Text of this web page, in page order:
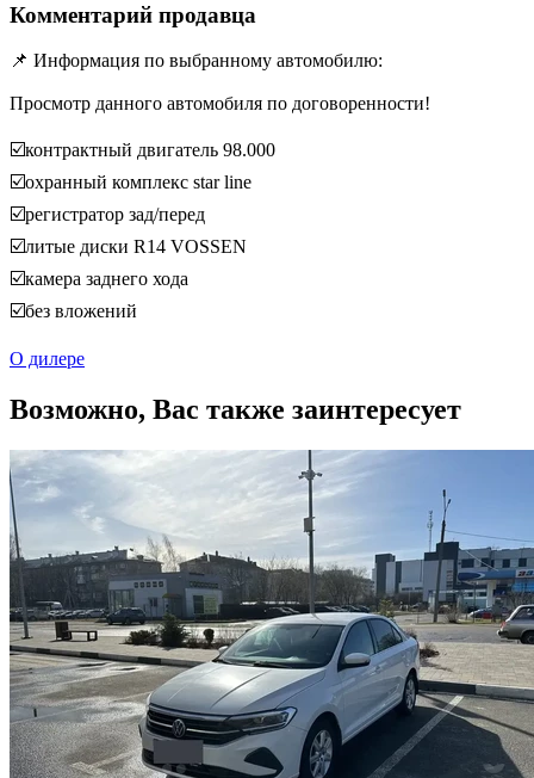
Комментарий продавца
📌 Информация по выбранному автомобилю:
Просмотр данного автомобиля по договоренности!
☑️контрактный двигатель 98.000
☑️охранный комплекс star line
☑️регистратор зад/перед
☑️литые диски R14 VOSSEN
☑️камера заднего хода
☑️без вложений
О дилере
Возможно, Вас также заинтересует